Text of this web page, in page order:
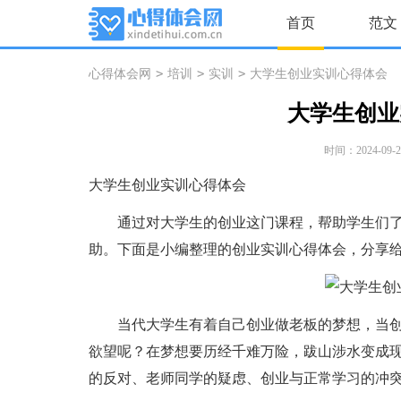
首页 范文
心得体会网 > 培训 > 实训 > 大学生创业实训心得体会
大学生创
时间：2024-09-
大学生创业实训心得体会
通过对大学生的创业这门课程，帮助学生们
助。下面是小编整理的创业实训心得体会，分享
当代大学生有着自己创业做老板的梦想，当
欲望呢？在梦想要历经千难万险，跋山涉水变成
的反对、老师同学的疑虑、创业与正常学习的冲